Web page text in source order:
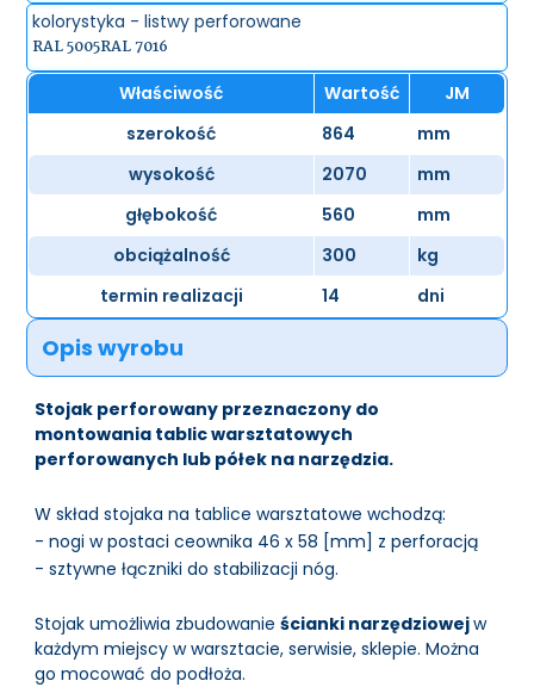
kolorystyka - listwy perforowane
RAL 5005RAL 7016
Właściwość Wartość
JM
szerokość
864
mm
wysokość
2070
mm
głębokość
560
mm
obciążalność
300
kg
termin realizacji
14 dni
Opis wyrobu
Stojak perforowany przeznaczony do
montowania tablic warsztatowych
perforowanych lub półek na narzędzia.
W skład stojaka na tablice warsztatowe wchodzą:
- nogi w postaci ceownika 46 x 58 [mm] z perforacją
- sztywne łączniki do stabilizacji nóg.
Stojak umożliwia zbudowanieścianki narzędziowejw
każdym miejscy w warsztacie, serwisie, sklepie. Można
go mocować do podłoża.